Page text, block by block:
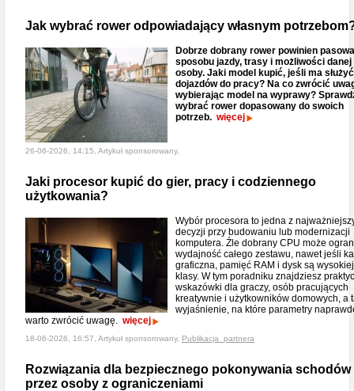
Jak wybrać rower odpowiadający własnym
Dobrze dobrany rower powinien
sposobu jazdy, trasy i możliwości danej
osoby. Jaki model kupić, jeśli ma
dojazdów do pracy? Na co zwrócić
wybierając model na wyprawy?
wybrać rower dopasowany do swoich
potrzeb. więcej
26-06-2026, 14:15, Artykuł sponsorowany,
Jaki procesor kupić do gier, pracy i codziennego
użytkowania?
Wybór procesora to jedna z
decyzji przy budowaniu lub modernizacji
komputera. Źle dobrany CPU może
wydajność całego zestawu, nawet jeśli
graficzna, pamięć RAM i dysk są wysokiej
klasy. W tym poradniku znajdziesz
wskazówki dla graczy, osób pracujących
kreatywnie i użytkowników domowych, a
wyjaśnienie, na które parametry
warto zwrócić uwagę. więcej
18-06-2026, 16:57, Artykuł sponsorowany, Publikacja_partnera
Rozwiązania dla bezpiecznego pokonywania schodów
przez osoby z ograniczeniami